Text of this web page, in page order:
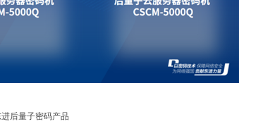
后量子密码产品